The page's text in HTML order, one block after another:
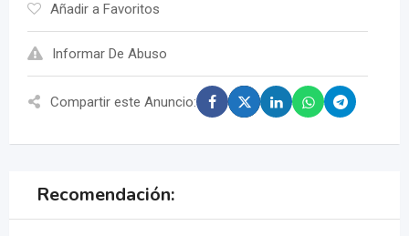
Añadir a Favoritos
Informar De Abuso
Compartir este Anuncio:
Recomendación: